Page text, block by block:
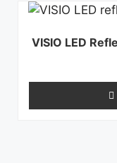
VISIO LED